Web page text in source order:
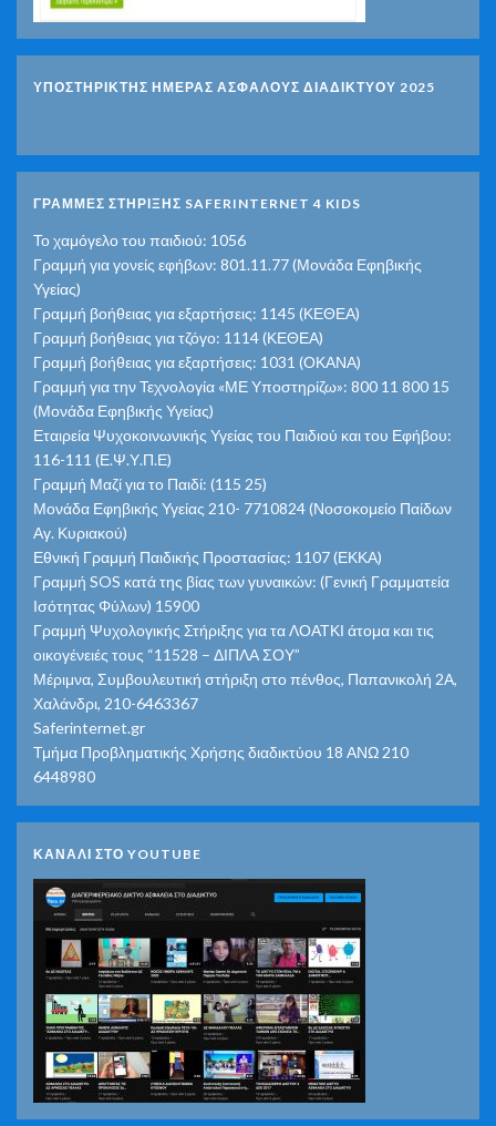
ΥΠΟΣΤΗΡΙΚΤΗΣ ΗΜΕΡΑΣ ΑΣΦΑΛΟΥΣ ΔΙΑΔΙΚΤΥΟΥ 2025
ΓΡΑΜΜΕΣ ΣΤΗΡΙΞΗΣ SAFERINTERNET 4 KIDS
Το χαμόγελο του παιδιού: 1056
Γραμμή για γονείς εφήβων: 801.11.77 (Μονάδα Εφηβικής
Υγείας)
Γραμμή βοήθειας για εξαρτήσεις: 1145 (ΚΕΘΕΑ)
Γραμμή βοήθειας για τζόγο: 1114 (ΚΕΘΕΑ)
Γραμμή βοήθειας για εξαρτήσεις: 1031 (ΟΚΑΝΑ)
Γραμμή για την Τεχνολογία «ΜΕ Υποστηρίζω»: 800 11 800 15
(Μονάδα Εφηβικής Υγείας)
Εταιρεία Ψυχοκοινωνικής Υγείας του Παιδιού και του Εφήβου:
116-111 (Ε.Ψ.Υ.Π.Ε)
Γραμμή Μαζί για το Παιδί: (115 25)
Μονάδα Εφηβικής Υγείας 210- 7710824 (Νοσοκομείο Παίδων
Αγ. Κυριακού)
Εθνική Γραμμή Παιδικής Προστασίας: 1107 (ΕΚΚΑ)
Γραμμή SOS κατά της βίας των γυναικών: (Γενική Γραμματεία
Ισότητας Φύλων) 15900
Γραμμή Ψυχολογικής Στήριξης για τα ΛΟΑΤΚΙ άτομα και τις
οικογένειές τους “11528 – ΔΙΠΛΑ ΣΟΥ”
Μέριμνα, Συμβουλευτική στήριξη στο πένθος, Παπανικολή 2Α,
Χαλάνδρι, 210-6463367
Saferinternet.gr
Τμήμα Προβληματικής Χρήσης διαδικτύου 18 ΑΝΩ 210
6448980
ΚΑΝΑΛΙ ΣΤΟ YOUTUBE